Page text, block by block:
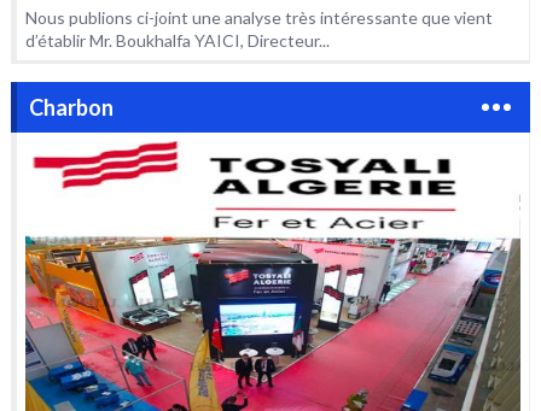
Nous publions ci-joint une analyse très intéressante que vient
d’établir Mr. Boukhalfa YAICI, Directeur...
Charbon